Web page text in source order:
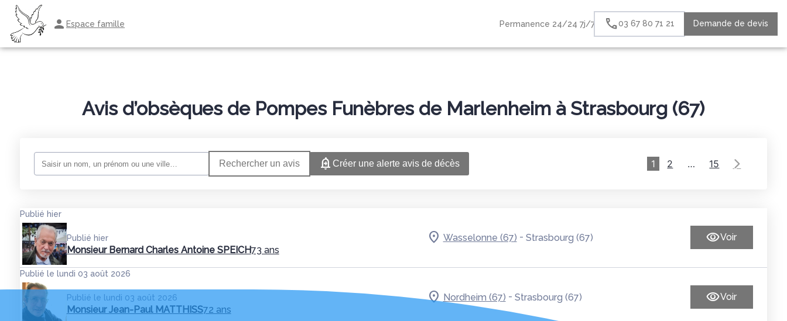
Espace famille Permanence 24/24 7j/7 03 67 80 71 21 Demande de devis
ORGANISER DES OBSÈQUESPRÉVOIR SES OBSÈQUES NOTRE CHAMBRE FUNERAIRE PRESSE ESPACES HOMMAGES
Avis d’obsèques de Pompes Funèbres de Marlenheim à Strasbourg (67)
Rechercher un avis Créer une alerte avis de décès 1 2 … 15
Publié hier
Publié hier
Monsieur Bernard Charles Antoine SPEICH73 ans
Wasselonne (67) - Strasbourg (67) Voir
Publié le lundi 03 août 2026
Publié le lundi 03 août 2026
Monsieur Jean-Paul MATTHISS72 ans
Nordheim (67) - Strasbourg (67) Voir